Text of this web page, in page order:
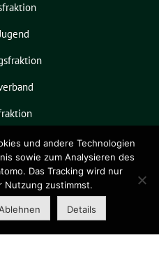
und andere Technologien
sowie zum Analysieren des
Das Tracking wird nur
Nutzung zustimmst.
Details